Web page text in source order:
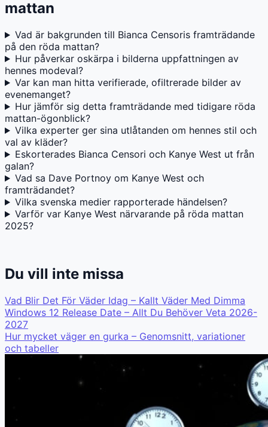
mattan
Vad är bakgrunden till Bianca Censoris framträdande
på den röda mattan?
Hur påverkar oskärpa i bilderna uppfattningen av
hennes modeval?
Var kan man hitta verifierade, ofiltrerade bilder av
evenemanget?
Hur jämför sig detta framträdande med tidigare röda
mattan-ögonblick?
Vilka experter ger sina utlåtanden om hennes stil och
val av kläder?
Eskorterades Bianca Censori och Kanye West ut från
galan?
Vad sa Dave Portnoy om Kanye West och
framträdandet?
Vilka svenska medier rapporterade händelsen?
Varför var Kanye West närvarande på röda mattan
2025?
Du vill inte missa
Vad Blir Det För Väder Idag – Kallt Väder Med Dimma
Windows 12 Release Date – Allt Du Behöver Veta 2026-
2027
Hur mycket väger en gurka – Genomsnitt, variationer
och tabeller